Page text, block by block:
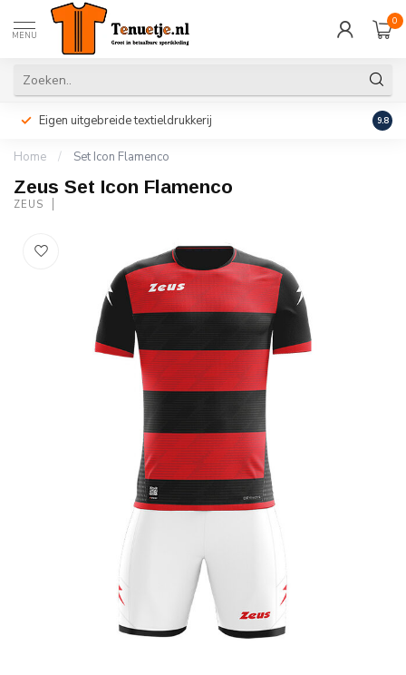
MENU
0
Eigen uitgebreide textieldrukkerij 9.8
Home / Set Icon Flamenco
Zeus Set Icon Flamenco
ZEUS